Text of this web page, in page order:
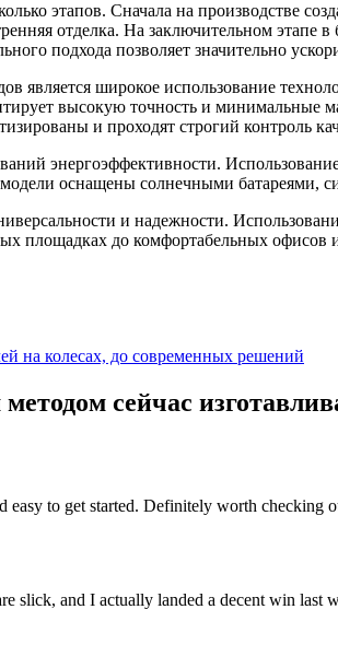
этапов. Сначала на производстве
отделка. На заключительном
подхода позволяет значительно
является широкое использование
высокую точность и минимальные
и проходят строгий контроль
энергоэффективности.
оснащены солнечными батареями,
и надежности.
площадках до комфортабельных офисов
на колесах, до современных решений
сейчас
easy to get started. Definitely worth checking
slick, and I actually landed a decent win last